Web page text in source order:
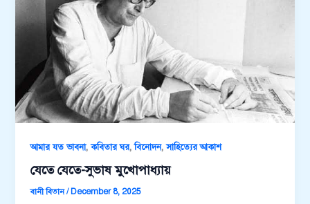
আমার যত ভাবনা,কবিতার ঘর,বিনোদন,সাহিত্যের আকাশ
যেতে যেতে-সুভাষ মুখোপাধ্যায়
বানী বিতান/ December 8, 2025